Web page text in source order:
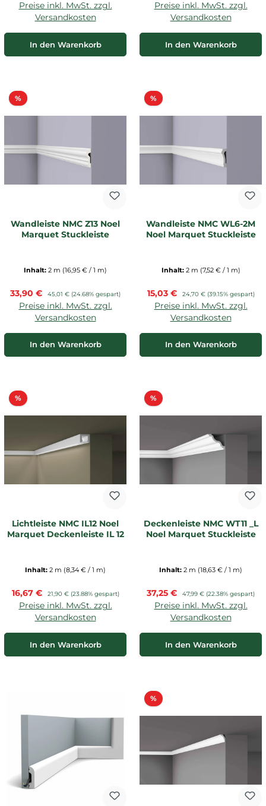
Preise inkl. MwSt. zzgl.
Versandkosten
In den Warenkorb
Preise inkl. MwSt. zzgl.
Versandkosten
In den Warenkorb
%Rabatt
Wandleiste NMC Z13 Noel
Marquet Stuckleiste
Inhalt: 2 m (16,95 € / 1 m)
Verkaufspreis:
33,90 € Regulärer Preis:
45,01 € (24.68% gespart)
Preise inkl. MwSt. zzgl.
Versandkosten
In den Warenkorb
%Rabatt
Wandleiste NMC WL6-2M
Noel Marquet Stuckleiste
Inhalt: 2 m (7,52 € / 1 m)
Verkaufspreis:
15,03 € Regulärer Preis:
24,70 € (39.15% gespart)
Preise inkl. MwSt. zzgl.
Versandkosten
In den Warenkorb
%Rabatt
Lichtleiste NMC IL12 Noel
Marquet Deckenleiste IL 12
Inhalt: 2 m (8,34 € / 1 m)
Verkaufspreis:
16,67 € Regulärer Preis:
21,90 € (23.88% gespart)
Preise inkl. MwSt. zzgl.
Versandkosten
In den Warenkorb
%Rabatt
Deckenleiste NMC WT11 _L
Noel Marquet Stuckleiste
Inhalt: 2 m (18,63 € / 1 m)
Verkaufspreis:
37,25 € Regulärer Preis:
47,99 € (22.38% gespart)
Preise inkl. MwSt. zzgl.
Versandkosten
In den Warenkorb
%Rabatt